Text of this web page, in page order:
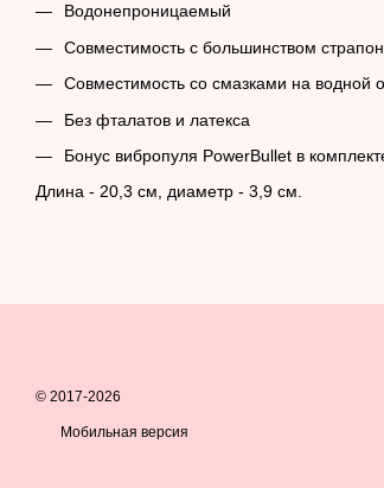
Водонепроницаемый
Совместимость с большинством
Совместимость со смазками на водной
Без фталатов и латекса
Бонус вибропуля PowerBullet в
Длина - 20,3 см, диаметр - 3,9 см.
© 2017-2026
Мобильная версия